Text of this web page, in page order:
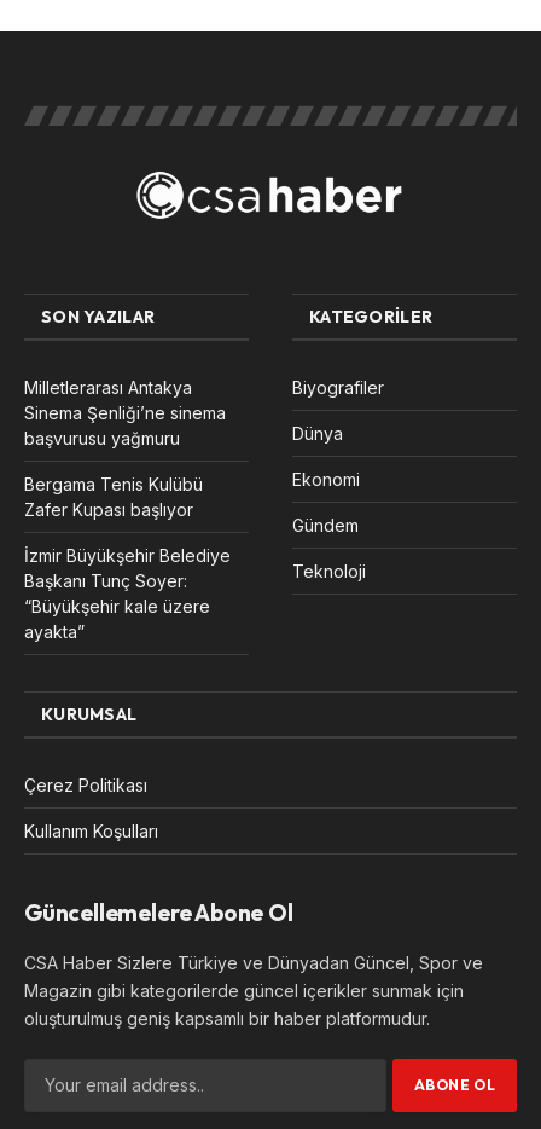
SON YAZILAR
Milletlerarası Antakya
Sinema Şenliği’ne sinema
başvurusu yağmuru
Bergama Tenis Kulübü
Zafer Kupası başlıyor
İzmir Büyükşehir Belediye
Başkanı Tunç Soyer:
“Büyükşehir kale üzere
ayakta”
KATEGORILER
Biyografiler
Dünya
Ekonomi
Gündem
Teknoloji
KURUMSAL
Çerez Politikası
Kullanım Koşulları
Güncellemelere Abone Ol
CSA Haber Sizlere Türkiye ve Dünyadan Güncel, Spor ve
Magazin gibi kategorilerde güncel içerikler sunmak için
oluşturulmuş geniş kapsamlı bir haber platformudur.